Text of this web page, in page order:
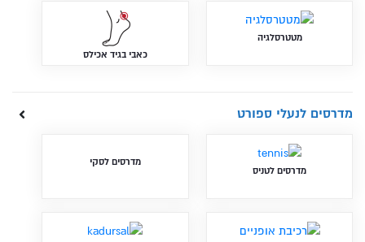
מטטרסלגיה
כאבי בגיד אכילס
מדרסים לנעלי ספורט
מדרסים לטניס
מדרסים לסקי